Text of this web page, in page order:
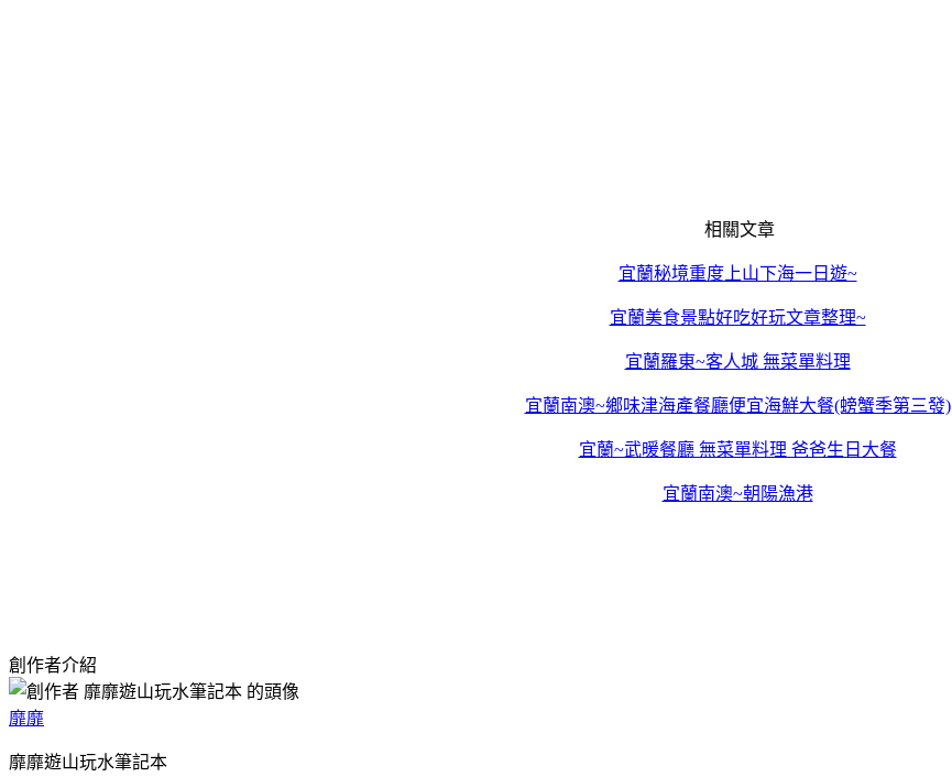
相關文章
宜蘭秘境重度上山下海一日遊~
宜蘭美食景點好吃好玩文章整理~
宜蘭羅東~客人城 無菜單料理
宜蘭南澳~鄉味津海產餐廳便宜海鮮大餐(螃蟹季第三發)
宜蘭~武暖餐廳 無菜單料理 爸爸生日大餐
宜蘭南澳~朝陽漁港
創作者介紹
靡靡
靡靡遊山玩水筆記本